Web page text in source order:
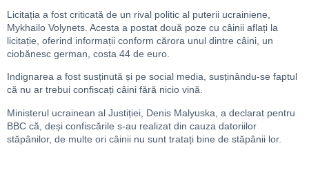
Licitația a fost criticată de un rival politic al puterii ucrainiene,
Mykhailo Volynets. Acesta a postat două poze cu câinii aflați la
licitație, oferind informații conform cărora unul dintre câini, un
ciobănesc german, costa 44 de euro.
Indignarea a fost susținută și pe social media, susținându-se faptul
că nu ar trebui confiscați câini fără nicio vină.
Ministerul ucrainean al Justiției, Denis Malyuska, a declarat pentru
BBC că, deși confiscările s-au realizat din cauza datoriilor
stăpânilor, de multe ori câinii nu sunt tratați bine de stăpânii lor.